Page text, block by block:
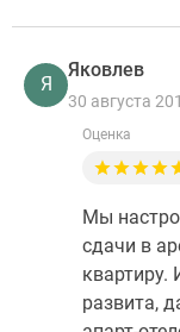
Я
Яковлев
30 августа
Оценка
Мы
сдачи в
квартиру.
развита,